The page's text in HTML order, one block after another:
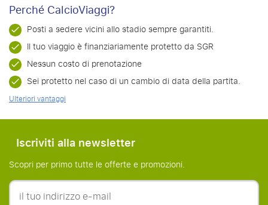
Perché CalcioViaggi?
Posti a sedere vicini allo stadio sempre garantiti.
Il tuo viaggio è finanziariamente protetto da SGR
Nessun costo di prenotazione
Sei protetto nel caso di un cambio di data della partita.
Ulteriori vantaggi
Iscriviti alla newsletter
Scopri per primo tutte le offerte e promozioni.